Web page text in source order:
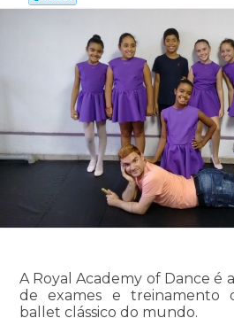
A Royal Academy of Dance é
de exames e treinamento
ballet clássico do mundo.